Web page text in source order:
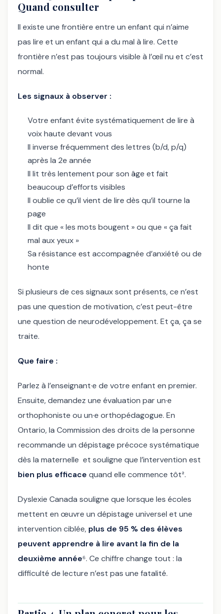
Quand consulter
Il existe une frontière entre un enfant qui n’aime
pas lire et un enfant qui a du mal à lire. Cette
frontière n’est pas toujours visible à l’œil nu et c’est
normal.
Les signaux à observer :
Votre enfant évite systématiquement de lire à
voix haute devant vous
Il inverse fréquemment des lettres (b/d, p/q)
après la 2e année
Il lit très lentement pour son âge et fait
beaucoup d’efforts visibles
Il oublie ce qu’il vient de lire dès qu’il tourne la
page
Il dit que « les mots bougent » ou que « ça fait
mal aux yeux »
Sa résistance est accompagnée d’anxiété ou de
honte
Si plusieurs de ces signaux sont présents, ce n’est
pas une question de motivation, c’est peut-être
une question de neurodéveloppement. Et ça, ça se
traite.
Que faire :
Parlez à l’enseignant·e de votre enfant en premier.
Ensuite, demandez une évaluation par un·e
orthophoniste ou un·e orthopédagogue. En
Ontario, la Commission des droits de la personne
recommande un dépistage précoce systématique
dès la maternelle et souligne que l’intervention est
bien plus efficace quand elle commence tôt².
Dyslexie Canada souligne que lorsque les écoles
mettent en œuvre un dépistage universel et une
intervention ciblée, plus de 95 % des élèves
peuvent apprendre à lire avant la fin de la
deuxième année⁶. Ce chiffre change tout : la
difficulté de lecture n’est pas une fatalité.